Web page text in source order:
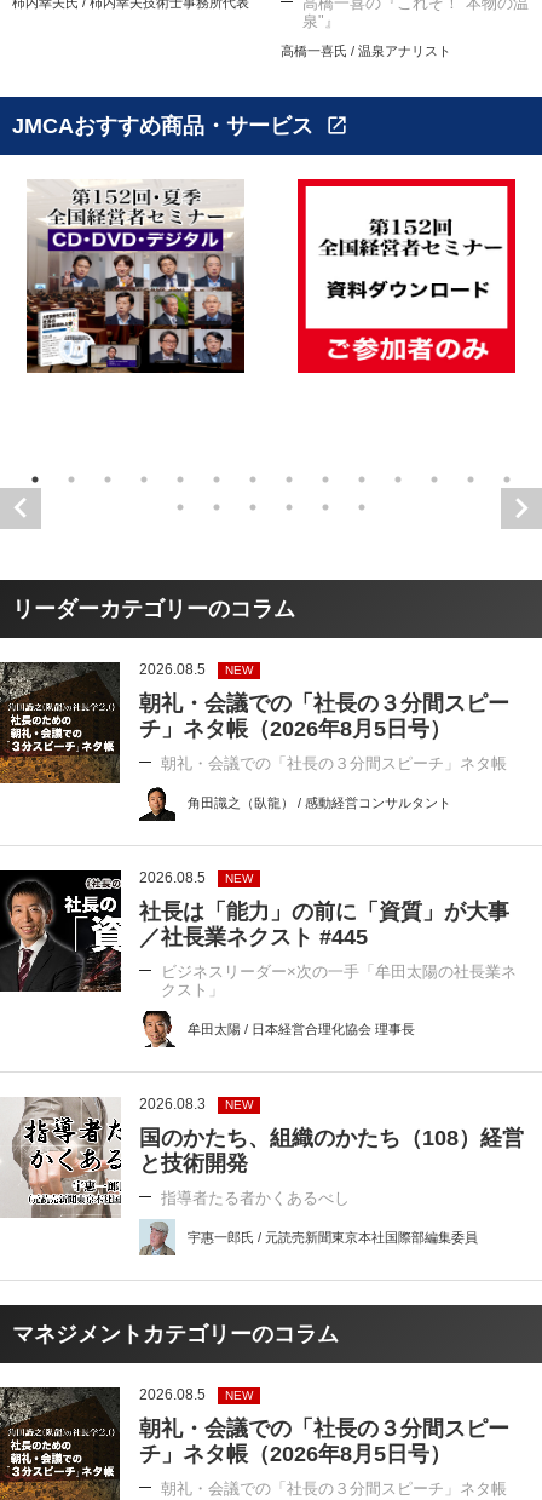
泉"』
高橋一喜氏 / 温泉アナリスト
JMCAおすすめ商品・サービス open_in_new
リーダーカテゴリーのコラム
2026.08.5 NEW
朝礼・会議での「社長の３分間スピー
チ」ネタ帳（2026年8月5日号）
朝礼・会議での「社長の３分間スピーチ」ネタ帳
角田識之（臥龍） / 感動経営コンサルタント
2026.08.5 NEW
社長は「能力」の前に「資質」が大事
／社長業ネクスト #445
ビジネスリーダー×次の一手「牟田太陽の社長業ネ
クスト」
牟田太陽 / 日本経営合理化協会 理事長
2026.08.3 NEW
国のかたち、組織のかたち（108）経営
と技術開発
指導者たる者かくあるべし
宇惠一郎氏 / 元読売新聞東京本社国際部編集委員
マネジメントカテゴリーのコラム
2026.08.5 NEW
朝礼・会議での「社長の３分間スピー
チ」ネタ帳（2026年8月5日号）
朝礼・会議での「社長の３分間スピーチ」ネタ帳